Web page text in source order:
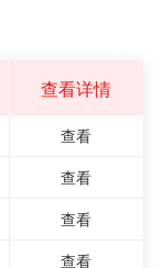
查看详情
查看
查看
查看
查看